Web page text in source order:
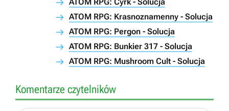
ATOM RPG: Krasnoznamenny - Solucja
ATOM RPG: Pergon - Solucja
ATOM RPG: Bunkier 317 - Solucja
ATOM RPG: Mushroom Cult - Solucja
Komentarze czytelników